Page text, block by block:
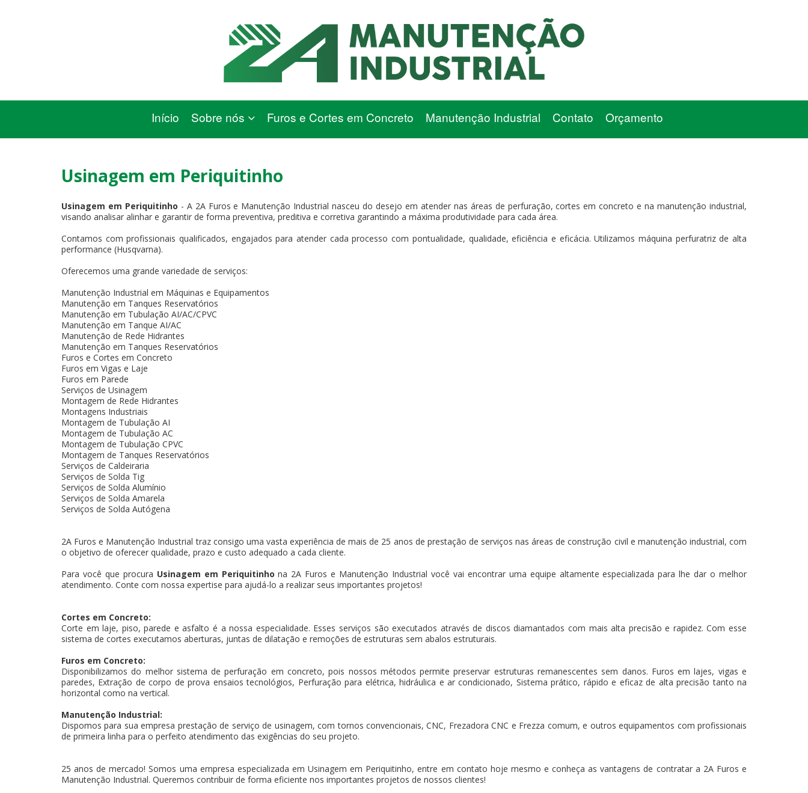
Início Sobre nós Furos e Cortes em Concreto Manutenção Industrial Contato Orçamento
Usinagem em Periquitinho
Usinagem em Periquitinho - A 2A Furos e Manutenção Industrial nasceu do desejo em atender nas áreas de perfuração, cortes em concreto e na manutenção industrial,
visando analisar alinhar e garantir de forma preventiva, preditiva e corretiva garantindo a máxima produtividade para cada área.
Contamos com profissionais qualificados, engajados para atender cada processo com pontualidade, qualidade, eficiência e eficácia. Utilizamos máquina perfuratriz de alta
performance (Husqvarna).
Oferecemos uma grande variedade de serviços:
Manutenção Industrial em Máquinas e Equipamentos
Manutenção em Tanques Reservatórios
Manutenção em Tubulação AI/AC/CPVC
Manutenção em Tanque AI/AC
Manutenção de Rede Hidrantes
Manutenção em Tanques Reservatórios
Furos e Cortes em Concreto
Furos em Vigas e Laje
Furos em Parede
Serviços de Usinagem
Montagem de Rede Hidrantes
Montagens Industriais
Montagem de Tubulação AI
Montagem de Tubulação AC
Montagem de Tubulação CPVC
Montagem de Tanques Reservatórios
Serviços de Caldeiraria
Serviços de Solda Tig
Serviços de Solda Alumínio
Serviços de Solda Amarela
Serviços de Solda Autógena
2A Furos e Manutenção Industrial traz consigo uma vasta experiência de mais de 25 anos de prestação de serviços nas áreas de construção civil e manutenção industrial, com
o objetivo de oferecer qualidade, prazo e custo adequado a cada cliente.
Para você que procura Usinagem em Periquitinho na 2A Furos e Manutenção Industrial você vai encontrar uma equipe altamente especializada para lhe dar o melhor
atendimento. Conte com nossa expertise para ajudá-lo a realizar seus importantes projetos!
Cortes em Concreto:
Corte em laje, piso, parede e asfalto é a nossa especialidade. Esses serviços são executados através de discos diamantados com mais alta precisão e rapidez. Com esse
sistema de cortes executamos aberturas, juntas de dilatação e remoções de estruturas sem abalos estruturais.
Furos em Concreto:
Disponibilizamos do melhor sistema de perfuração em concreto, pois nossos métodos permite preservar estruturas remanescentes sem danos. Furos em lajes, vigas e
paredes, Extração de corpo de prova ensaios tecnológios, Perfuração para elétrica, hidráulica e ar condicionado, Sistema prático, rápido e eficaz de alta precisão tanto na
horizontal como na vertical.
Manutenção Industrial:
Dispomos para sua empresa prestação de serviço de usinagem, com tornos convencionais, CNC, Frezadora CNC e Frezza comum, e outros equipamentos com profissionais
de primeira linha para o perfeito atendimento das exigências do seu projeto.
25 anos de mercado! Somos uma empresa especializada em Usinagem em Periquitinho, entre em contato hoje mesmo e conheça as vantagens de contratar a 2A Furos e
Manutenção Industrial. Queremos contribuir de forma eficiente nos importantes projetos de nossos clientes!